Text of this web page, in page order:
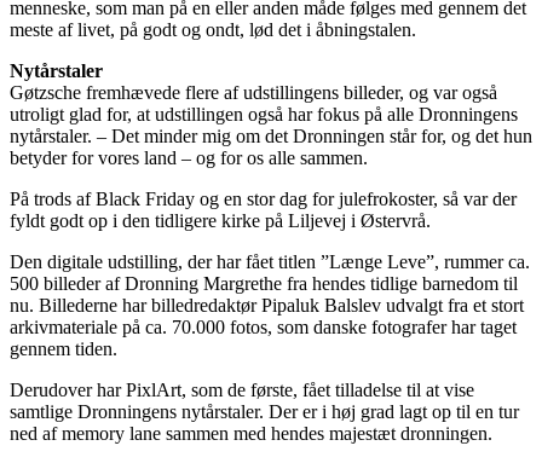
menneske, som man på en eller anden måde følges med gennem det
meste af livet, på godt og ondt, lød det i åbningstalen.
Nytårstaler
Gøtzsche fremhævede flere af udstillingens billeder, og var også
utroligt glad for, at udstillingen også har fokus på alle Dronningens
nytårstaler. – Det minder mig om det Dronningen står for, og det hun
betyder for vores land – og for os alle sammen.
På trods af Black Friday og en stor dag for julefrokoster, så var der
fyldt godt op i den tidligere kirke på Liljevej i Østervrå.
Den digitale udstilling, der har fået titlen ”Længe Leve”, rummer ca.
500 billeder af Dronning Margrethe fra hendes tidlige barnedom til
nu. Billederne har billedredaktør Pipaluk Balslev udvalgt fra et stort
arkivmateriale på ca. 70.000 fotos, som danske fotografer har taget
gennem tiden.
Derudover har PixlArt, som de første, fået tilladelse til at vise
samtlige Dronningens nytårstaler. Der er i høj grad lagt op til en tur
ned af memory lane sammen med hendes majestæt dronningen.